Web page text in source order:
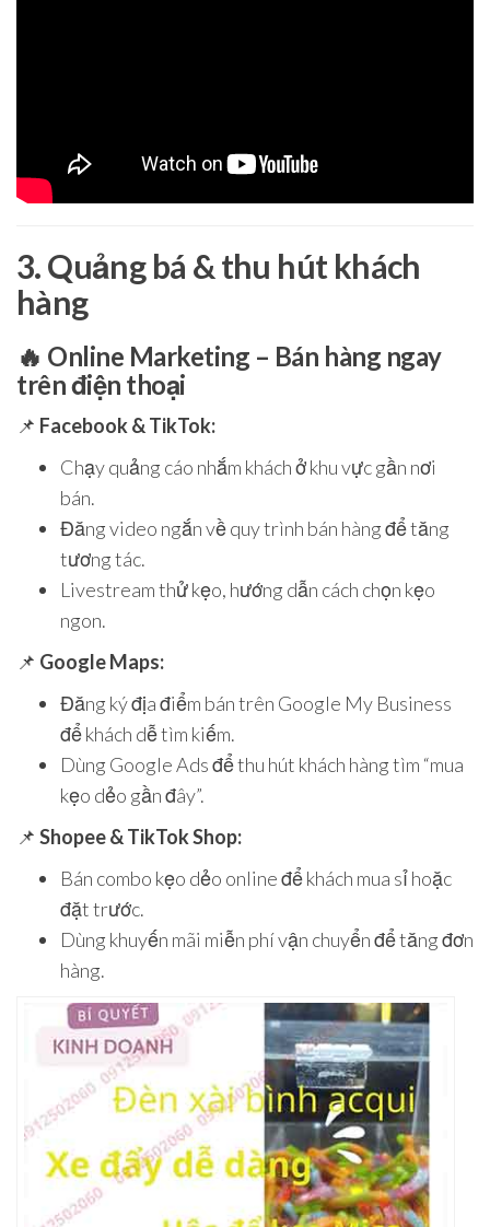
3. Quảng bá & thu hút khách
hàng
🔥 Online Marketing – Bán hàng ngay
trên điện thoại
📌 Facebook & TikTok:
Chạy quảng cáo nhắm khách ở khu vực gần nơi
bán.
Đăng video ngắn về quy trình bán hàng để tăng
tương tác.
Livestream thử kẹo, hướng dẫn cách chọn kẹo
ngon.
📌 Google Maps:
Đăng ký địa điểm bán trên Google My Business
để khách dễ tìm kiếm.
Dùng Google Ads để thu hút khách hàng tìm “mua
kẹo dẻo gần đây”.
📌 Shopee & TikTok Shop:
Bán combo kẹo dẻo online để khách mua sỉ hoặc
đặt trước.
Dùng khuyến mãi miễn phí vận chuyển để tăng đơn
hàng.